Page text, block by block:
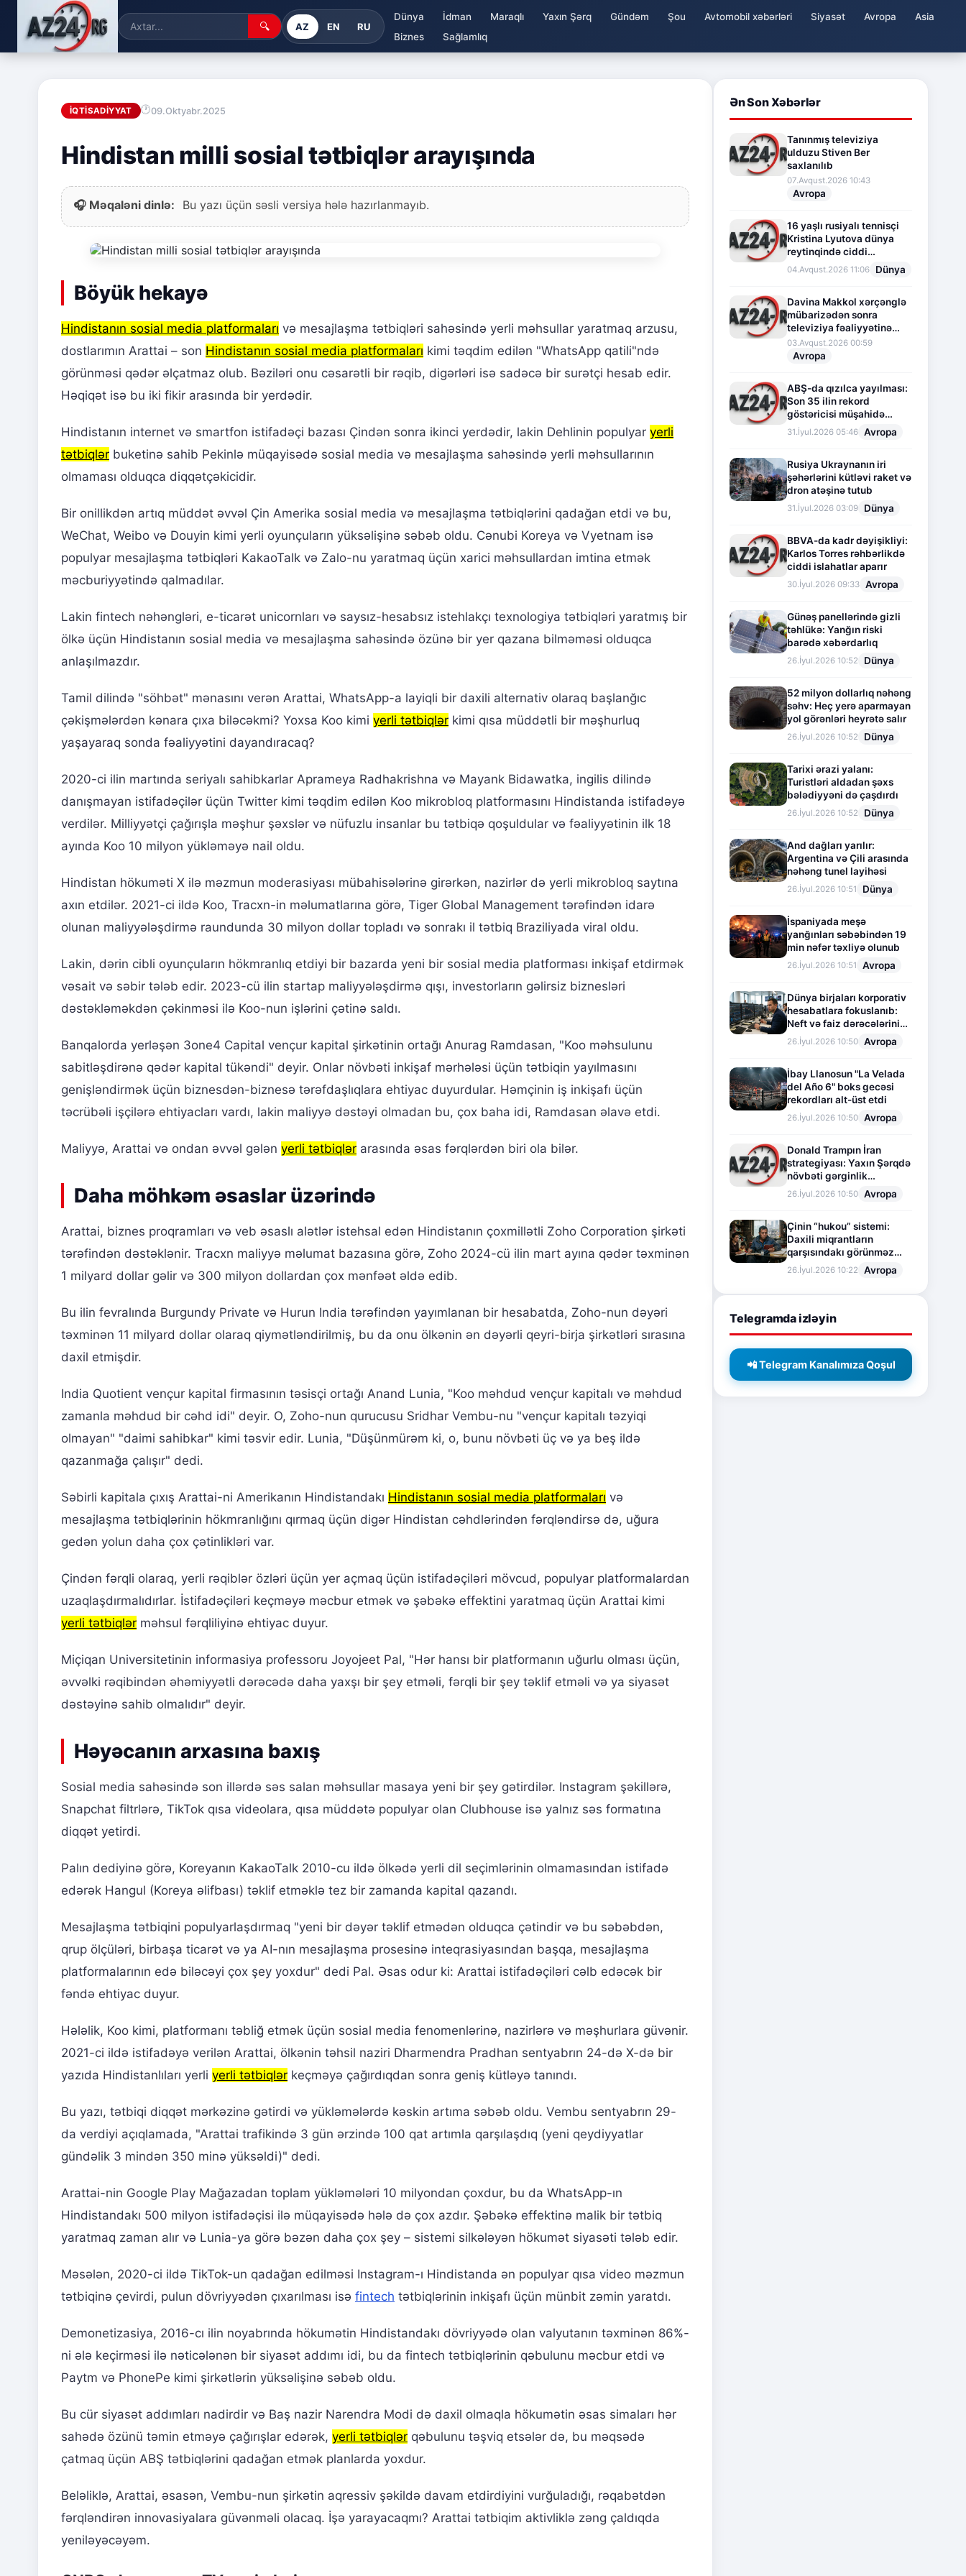
🔍 AZ EN RU
Dünya İdman Maraqlı Yaxın Şərq Gündəm Şou Avtomobil xəbərləri Siyasət Avropa
Asia
Biznes
Sağlamlıq
İQTISADIYYAT 09.Oktyabr.2025
Hindistan milli sosial tətbiqlər arayışında
🎧 Məqaləni dinlə: Bu yazı üçün səsli versiya hələ hazırlanmayıb.
Böyük hekayə
Hindistanın sosial media platformaları və mesajlaşma tətbiqləri sahəsində yerli məhsullar yaratmaq arzusu,
dostlarımın Arattai – son Hindistanın sosial media platformaları kimi təqdim edilən "WhatsApp qatili"ndə
görünməsi qədər əlçatmaz olub. Bəziləri onu cəsarətli bir rəqib, digərləri isə sadəcə bir surətçi hesab edir.
Həqiqət isə bu iki fikir arasında bir yerdədir.
Hindistanın internet və smartfon istifadəçi bazası Çindən sonra ikinci yerdədir, lakin Dehlinin populyar yerli
tətbiqlər buketinə sahib Pekinlə müqayisədə sosial media və mesajlaşma sahəsində yerli məhsullarının
olmaması olduqca diqqətçəkicidir.
Bir onillikdən artıq müddət əvvəl Çin Amerika sosial media və mesajlaşma tətbiqlərini qadağan etdi və bu,
WeChat, Weibo və Douyin kimi yerli oyunçuların yüksəlişinə səbəb oldu. Cənubi Koreya və Vyetnam isə
populyar mesajlaşma tətbiqləri KakaoTalk və Zalo-nu yaratmaq üçün xarici məhsullardan imtina etmək
məcburiyyətində qalmadılar.
Lakin fintech nəhəngləri, e-ticarət unicornları və saysız-hesabsız istehlakçı texnologiya tətbiqləri yaratmış bir
ölkə üçün Hindistanın sosial media və mesajlaşma sahəsində özünə bir yer qazana bilməməsi olduqca
anlaşılmazdır.
Tamil dilində "söhbət" mənasını verən Arattai, WhatsApp-a layiqli bir daxili alternativ olaraq başlanğıc
çəkişmələrdən kənara çıxa biləcəkmi? Yoxsa Koo kimi yerli tətbiqlər kimi qısa müddətli bir məşhurluq
yaşayaraq sonda fəaliyyətini dayandıracaq?
2020-ci ilin martında seriyalı sahibkarlar Aprameya Radhakrishna və Mayank Bidawatka, ingilis dilində
danışmayan istifadəçilər üçün Twitter kimi təqdim edilən Koo mikrobloq platformasını Hindistanda istifadəyə
verdilər. Milliyyətçi çağırışla məşhur şəxslər və nüfuzlu insanlar bu tətbiqə qoşuldular və fəaliyyətinin ilk 18
ayında Koo 10 milyon yükləməyə nail oldu.
Hindistan hökuməti X ilə məzmun moderasiyası mübahisələrinə girərkən, nazirlər də yerli mikrobloq saytına
axın etdilər. 2021-ci ildə Koo, Tracxn-in məlumatlarına görə, Tiger Global Management tərəfindən idarə
olunan maliyyələşdirmə raundunda 30 milyon dollar topladı və sonrakı il tətbiq Braziliyada viral oldu.
Lakin, dərin cibli oyunçuların hökmranlıq etdiyi bir bazarda yeni bir sosial media platforması inkişaf etdirmək
vəsait və səbir tələb edir. 2023-cü ilin startap maliyyələşdirmə qışı, investorların gəlirsiz biznesləri
dəstəkləməkdən çəkinməsi ilə Koo-nun işlərini çətinə saldı.
Banqalorda yerləşən 3one4 Capital vençur kapital şirkətinin ortağı Anurag Ramdasan, "Koo məhsulunu
sabitləşdirənə qədər kapital tükəndi" deyir. Onlar növbəti inkişaf mərhələsi üçün tətbiqin yayılmasını
genişləndirmək üçün biznesdən-biznesə tərəfdaşlıqlara ehtiyac duyurdular. Həmçinin iş inkişafı üçün
təcrübəli işçilərə ehtiyacları vardı, lakin maliyyə dəstəyi olmadan bu, çox baha idi, Ramdasan əlavə etdi.
Maliyyə, Arattai və ondan əvvəl gələn yerli tətbiqlər arasında əsas fərqlərdən biri ola bilər.
Daha möhkəm əsaslar üzərində
Arattai, biznes proqramları və veb əsaslı alətlər istehsal edən Hindistanın çoxmillətli Zoho Corporation şirkəti
tərəfindən dəstəklənir. Tracxn maliyyə məlumat bazasına görə, Zoho 2024-cü ilin mart ayına qədər təxminən
1 milyard dollar gəlir və 300 milyon dollardan çox mənfəət əldə edib.
Bu ilin fevralında Burgundy Private və Hurun India tərəfindən yayımlanan bir hesabatda, Zoho-nun dəyəri
təxminən 11 milyard dollar olaraq qiymətləndirilmiş, bu da onu ölkənin ən dəyərli qeyri-birja şirkətləri sırasına
daxil etmişdir.
India Quotient vençur kapital firmasının təsisçi ortağı Anand Lunia, "Koo məhdud vençur kapitalı və məhdud
zamanla məhdud bir cəhd idi" deyir. O, Zoho-nun qurucusu Sridhar Vembu-nu "vençur kapitalı təzyiqi
olmayan" "daimi sahibkar" kimi təsvir edir. Lunia, "Düşünmürəm ki, o, bunu növbəti üç və ya beş ildə
qazanmağa çalışır" dedi.
Səbirli kapitala çıxış Arattai-ni Amerikanın Hindistandakı Hindistanın sosial media platformaları və
mesajlaşma tətbiqlərinin hökmranlığını qırmaq üçün digər Hindistan cəhdlərindən fərqləndirsə də, uğura
gedən yolun daha çox çətinlikləri var.
Çindən fərqli olaraq, yerli rəqiblər özləri üçün yer açmaq üçün istifadəçiləri mövcud, populyar platformalardan
uzaqlaşdırmalıdırlar. İstifadəçiləri keçməyə məcbur etmək və şəbəkə effektini yaratmaq üçün Arattai kimi
yerli tətbiqlər məhsul fərqliliyinə ehtiyac duyur.
Miçiqan Universitetinin informasiya professoru Joyojeet Pal, "Hər hansı bir platformanın uğurlu olması üçün,
əvvəlki rəqibindən əhəmiyyətli dərəcədə daha yaxşı bir şey etməli, fərqli bir şey təklif etməli və ya siyasət
dəstəyinə sahib olmalıdır" deyir.
Həyəcanın arxasına baxış
Sosial media sahəsində son illərdə səs salan məhsullar masaya yeni bir şey gətirdilər. Instagram şəkillərə,
Snapchat filtrlərə, TikTok qısa videolara, qısa müddətə populyar olan Clubhouse isə yalnız səs formatına
diqqət yetirdi.
Palın dediyinə görə, Koreyanın KakaoTalk 2010-cu ildə ölkədə yerli dil seçimlərinin olmamasından istifadə
edərək Hangul (Koreya əlifbası) təklif etməklə tez bir zamanda kapital qazandı.
Mesajlaşma tətbiqini populyarlaşdırmaq "yeni bir dəyər təklif etmədən olduqca çətindir və bu səbəbdən,
qrup ölçüləri, birbaşa ticarət və ya AI-nın mesajlaşma prosesinə inteqrasiyasından başqa, mesajlaşma
platformalarının edə biləcəyi çox şey yoxdur" dedi Pal. Əsas odur ki: Arattai istifadəçiləri cəlb edəcək bir
fəndə ehtiyac duyur.
Hələlik, Koo kimi, platformanı təbliğ etmək üçün sosial media fenomenlərinə, nazirlərə və məşhurlara güvənir.
2021-ci ildə istifadəyə verilən Arattai, ölkənin təhsil naziri Dharmendra Pradhan sentyabrın 24-də X-də bir
yazıda Hindistanlıları yerli yerli tətbiqlər keçməyə çağırdıqdan sonra geniş kütləyə tanındı.
Bu yazı, tətbiqi diqqət mərkəzinə gətirdi və yükləmələrdə kəskin artıma səbəb oldu. Vembu sentyabrın 29-
da verdiyi açıqlamada, "Arattai trafikində 3 gün ərzində 100 qat artımla qarşılaşdıq (yeni qeydiyyatlar
gündəlik 3 mindən 350 minə yüksəldi)" dedi.
Arattai-nin Google Play Mağazadan toplam yükləmələri 10 milyondan çoxdur, bu da WhatsApp-ın
Hindistandakı 500 milyon istifadəçisi ilə müqayisədə hələ də çox azdır. Şəbəkə effektinə malik bir tətbiq
yaratmaq zaman alır və Lunia-ya görə bəzən daha çox şey – sistemi silkələyən hökumət siyasəti tələb edir.
Məsələn, 2020-ci ildə TikTok-un qadağan edilməsi Instagram-ı Hindistanda ən populyar qısa video məzmun
tətbiqinə çevirdi, pulun dövriyyədən çıxarılması isə fintech tətbiqlərinin inkişafı üçün münbit zəmin yaratdı.
Demonetizasiya, 2016-cı ilin noyabrında hökumətin Hindistandakı dövriyyədə olan valyutanın təxminən 86%-
ni ələ keçirməsi ilə nəticələnən bir siyasət addımı idi, bu da fintech tətbiqlərinin qəbulunu məcbur etdi və
Paytm və PhonePe kimi şirkətlərin yüksəlişinə səbəb oldu.
Bu cür siyasət addımları nadirdir və Baş nazir Narendra Modi də daxil olmaqla hökumətin əsas simaları hər
sahədə özünü təmin etməyə çağırışlar edərək, yerli tətbiqlər qəbulunu təşviq etsələr də, bu məqsədə
çatmaq üçün ABŞ tətbiqlərini qadağan etmək planlarda yoxdur.
Beləliklə, Arattai, əsasən, Vembu-nun şirkətin aqressiv şəkildə davam etdirdiyini vurğuladığı, rəqabətdən
fərqləndirən innovasiyalara güvənməli olacaq. İşə yarayacaqmı? Arattai tətbiqim aktivliklə zəng çaldıqda
yeniləyəcəyəm.
Ən Son Xəbərlər
Tanınmış televiziya
ulduzu Stiven Ber
saxlanılıb
07.Avqust.2026 10:43
Avropa
16 yaşlı rusiyalı tennisçi
Kristina Lyutova dünya
reytinqində ciddi
irəliləyişə imza atdı
04.Avqust.2026 11:06 Dünya
Davina Makkol xərçənglə
mübarizədən sonra
televiziya fəaliyyətinə
fasilə verir
03.Avqust.2026 00:59
Avropa
ABŞ-da qızılca yayılması:
Son 35 ilin rekord
göstəricisi müşahidə
olunur
31.İyul.2026 05:46 Avropa
Rusiya Ukraynanın iri
şəhərlərini kütləvi raket və
dron atəşinə tutub
31.İyul.2026 03:09 Dünya
BBVA-da kadr dəyişikliyi:
Karlos Torres rəhbərlikdə
ciddi islahatlar aparır
30.İyul.2026 09:33 Avropa
Günəş panellərində gizli
təhlükə: Yanğın riski
barədə xəbərdarlıq
26.İyul.2026 10:52 Dünya
52 milyon dollarlıq nəhəng
səhv: Heç yerə aparmayan
yol görənləri heyrətə salır
26.İyul.2026 10:52 Dünya
Tarixi ərazi yalanı:
Turistləri aldadan şəxs
bələdiyyəni də çaşdırdı
26.İyul.2026 10:52 Dünya
And dağları yarılır:
Argentina və Çili arasında
nəhəng tunel layihəsi
26.İyul.2026 10:51 Dünya
İspaniyada meşə
yanğınları səbəbindən 19
min nəfər təxliyə olunub
26.İyul.2026 10:51 Avropa
Dünya birjaları korporativ
hesabatlara fokuslanıb:
Neft və faiz dərəcələrinin
təsiri altında cari vəziyyət
26.İyul.2026 10:50 Avropa
İbay Llanosun "La Velada
del Año 6" boks gecəsi
rekordları alt-üst etdi
26.İyul.2026 10:50 Avropa
Donald Trampın İran
strategiyası: Yaxın Şərqdə
növbəti gərginlik
mərhələsi
26.İyul.2026 10:50 Avropa
Çinin “hukou” sistemi:
Daxili miqrantların
qarşısındakı görünməz
sədd
26.İyul.2026 10:22 Avropa
Telegramda izləyin
📲 Telegram Kanalımıza Qoşul